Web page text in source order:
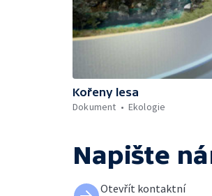
Kořeny lesa
Dokument
Ekologie
Napište
Otevřít kontaktní